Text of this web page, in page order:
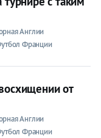
Англии
Франции
от
Англии
Франции